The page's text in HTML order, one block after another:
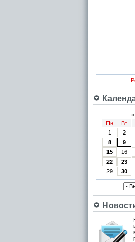
«
Пн
Вт
1
2
8
9
15
16
22
23
29
30